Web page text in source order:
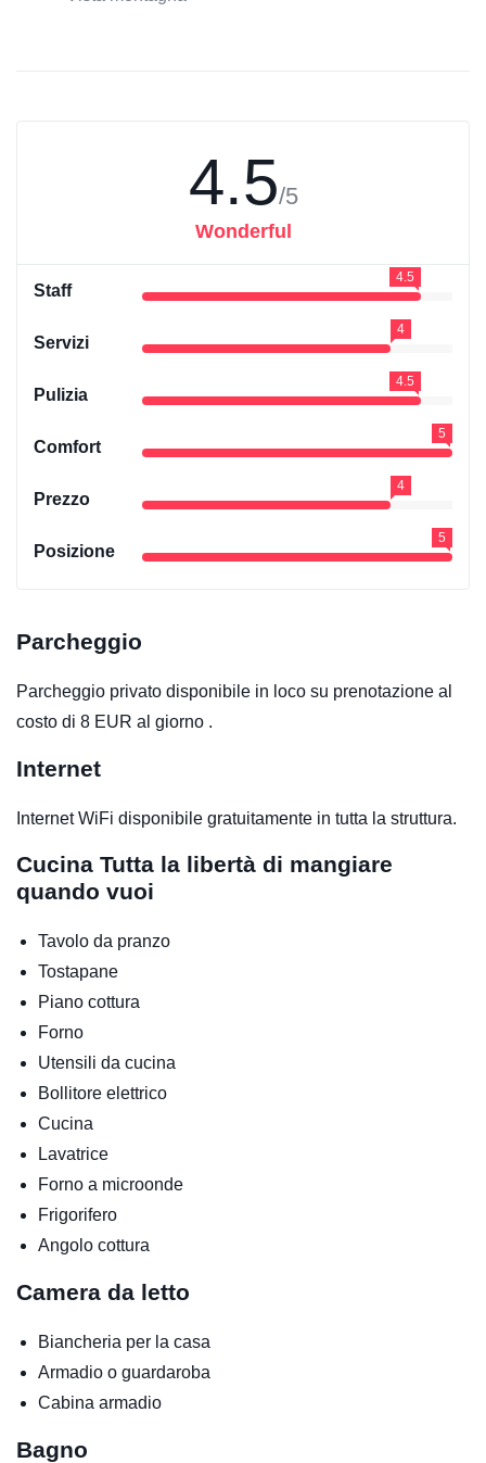
4.5/5
Wonderful
Staff
4.5
Servizi
4
Pulizia
4.5
Comfort
5
Prezzo
4
Posizione
5
Parcheggio
Parcheggio privato disponibile in loco su prenotazione al
costo di 8 EUR al giorno .
Internet
Internet WiFi disponibile gratuitamente in tutta la struttura.
Cucina Tutta la libertà di mangiare
quando vuoi
Tavolo da pranzo
Tostapane
Piano cottura
Forno
Utensili da cucina
Bollitore elettrico
Cucina
Lavatrice
Forno a microonde
Frigorifero
Angolo cottura
Camera da letto
Biancheria per la casa
Armadio o guardaroba
Cabina armadio
Bagno